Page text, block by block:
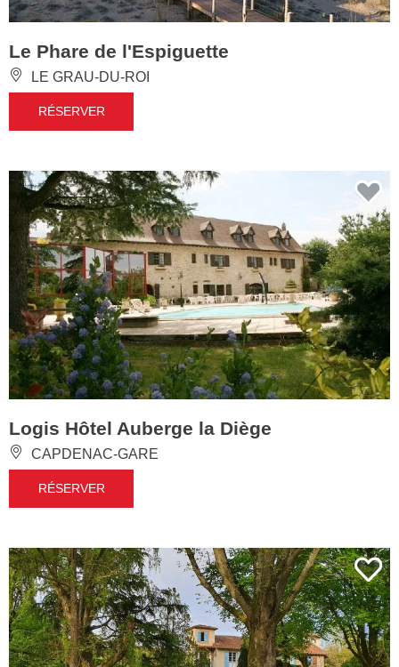
Le Phare de l'Espiguette
LE GRAU-DU-ROI
RÉSERVER
Logis Hôtel Auberge la Diège
CAPDENAC-GARE
RÉSERVER